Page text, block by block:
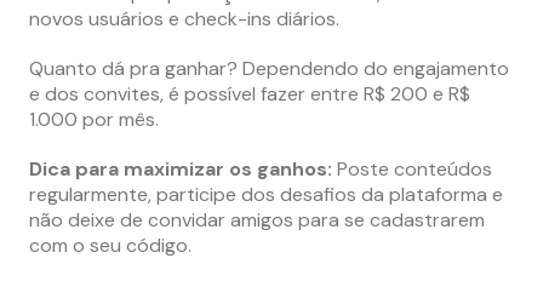
novos usuários e check-ins diários.
Quanto dá pra ganhar? Dependendo do engajamento
e dos convites, é possível fazer entre R$ 200 e R$
1.000 por mês.
Dica para maximizar os ganhos: Poste conteúdos
regularmente, participe dos desafios da plataforma e
não deixe de convidar amigos para se cadastrarem
com o seu código.